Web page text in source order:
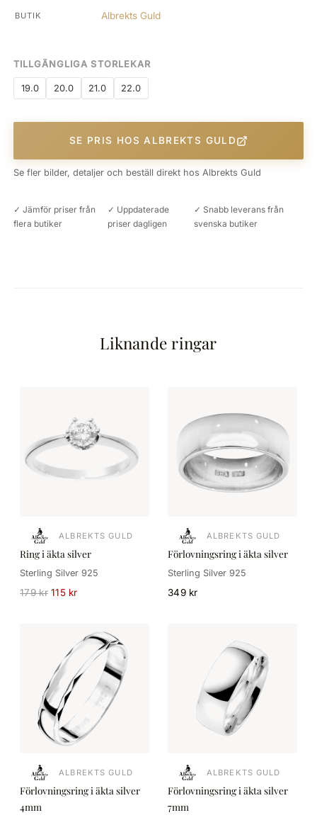
BUTIK Albrekts Guld
TILLGÄNGLIGA STORLEKAR
19.0 20.0 21.0 22.0
SE PRIS HOS ALBREKTS GULD
Se fler bilder, detaljer och beställ direkt hos Albrekts Guld
✓ Jämför priser från
flera butiker
✓ Uppdaterade
priser dagligen
✓ Snabb leverans från
svenska butiker
Liknande ringar
ALBREKTS GULD
Ring i äkta silver
Sterling Silver 925
179 kr 115 kr
ALBREKTS GULD
Förlovningsring i äkta silver
Sterling Silver 925
349 kr
ALBREKTS GULD
Förlovningsring i äkta silver
4mm
ALBREKTS GULD
Förlovningsring i äkta silver
7mm